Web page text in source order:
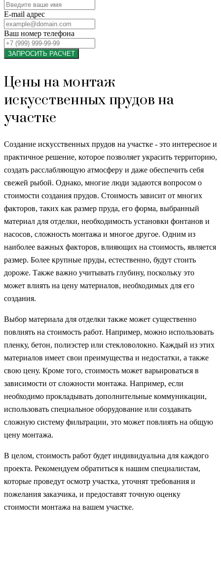
E-mail адрес
Ваш номер телефона
ЗАПРОСИТЬ РАСЧЕТ
Цены на монтаж
искусственных прудов на
участке
Создание искусственных прудов на участке - это интересное и
практичное решение, которое позволяет украсить территорию,
создать расслабляющую атмосферу и даже обеспечить себя
свежей рыбой. Однако, многие люди задаются вопросом о
стоимости создания прудов. Стоимость зависит от многих
факторов, таких как размер пруда, его форма, выбранный
материал для отделки, необходимость установки фонтанов и
насосов, сложность монтажа и многое другое. Одним из
наиболее важных факторов, влияющих на стоимость, является
размер. Более крупные пруды, естественно, будут стоить
дороже. Также важно учитывать глубину, поскольку это
может влиять на цену материалов, необходимых для его
создания.
Выбор материала для отделки также может существенно
повлиять на стоимость работ. Например, можно использовать
пленку, бетон, полиэстер или стекловолокно. Каждый из этих
материалов имеет свои преимущества и недостатки, а также
свою цену. Кроме того, стоимость может варьироваться в
зависимости от сложности монтажа. Например, если
необходимо прокладывать дополнительные коммуникации,
использовать специальное оборудование или создавать
сложную систему фильтрации, это может повлиять на общую
цену монтажа.
В целом, стоимость работ будет индивидуальна для каждого
проекта. Рекомендуем обратиться к нашим специалистам,
которые проведут осмотр участка, уточнят требования и
пожелания заказчика, и предоставят точную оценку
стоимости монтажа на вашем участке.